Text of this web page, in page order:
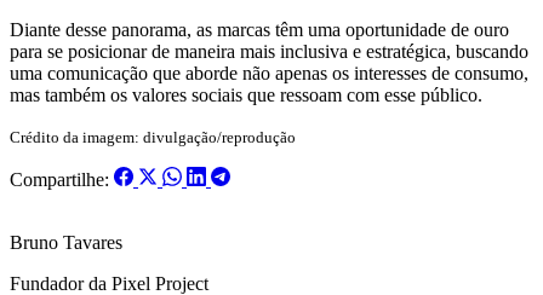
Diante desse panorama, as marcas têm uma oportunidade de ouro
para se posicionar de maneira mais inclusiva e estratégica, buscando
uma comunicação que aborde não apenas os interesses de consumo,
mas também os valores sociais que ressoam com esse público.
Crédito da imagem: divulgação/reprodução
Compartilhe:
Bruno Tavares
Fundador da Pixel Project